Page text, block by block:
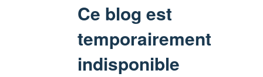
Ce blog est
temporairement
indisponible